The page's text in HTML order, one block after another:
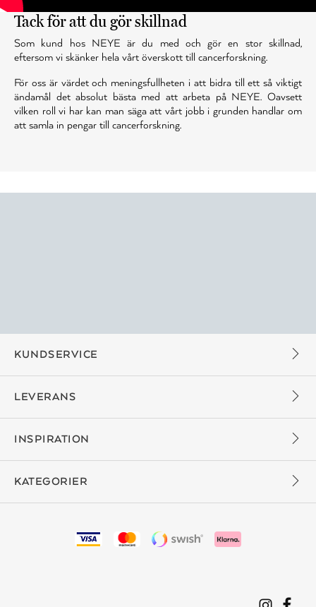
Tack för att du gör skillnad
Som kund hos NEYE är du med och gör en stor skillnad,
eftersom vi skänker hela vårt överskott till cancerforskning.
För oss är värdet och meningsfullheten i att bidra till ett så viktigt
ändamål det absolut bästa med att arbeta på NEYE. Oavsett
vilken roll vi har kan man säga att vårt jobb i grunden handlar om
att samla in pengar till cancerforskning.
KUNDSERVICE
LEVERANS
INSPIRATION
KATEGORIER